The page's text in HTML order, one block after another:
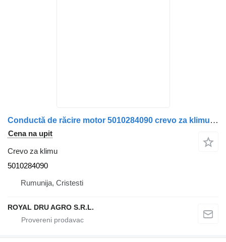
Conductă de răcire motor 5010284090 crevo za klimu za Renault kamiona
Cena na upit
Crevo za klimu
5010284090
Rumunija, Cristesti
ROYAL DRU AGRO S.R.L.